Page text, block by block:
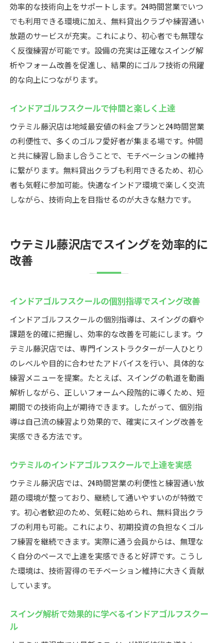
効率的な技術向上をサポートします。24時間営業でいつ
でも利用できる環境に加え、無料貸出クラブや練習通い
放題のサービスが充実。これにより、初心者でも無理な
く反復練習が可能です。設備の充実は正確なスイング解
析やフォーム改善を促進し、結果的にゴルフ技術の飛躍
的な向上につながります。
インドアゴルフスクールで仲間と楽しく上達
ウテミル藤沢店は地域最安値の料金プランと24時間営業
の利便性で、多くのゴルフ愛好者が集まる場です。仲間
と共に練習し励まし合うことで、モチベーションの維持
に繋がります。無料貸出クラブも利用できるため、初心
者も気軽に参加可能。快適なインドア環境で楽しく交流
しながら、技術向上を目指せるのが大きな魅力です。
ウテミル藤沢店でスイングを効率的に
改善
インドアゴルフスクールの個別指導でスイング改善
インドアゴルフスクールの個別指導は、スイングの癖や
課題を的確に把握し、効率的な改善を可能にします。ウ
テミル藤沢店では、専門インストラクターが一人ひとり
のレベルや目的に合わせたアドバイスを行い、具体的な
練習メニューを提案。たとえば、スイングの軌道を動画
解析しながら、正しいフォームへ段階的に導くため、短
期間での技術向上が期待できます。したがって、個別指
導は自己流の練習より効果的で、確実にスイング改善を
実感できる方法です。
ウテミルのインドアゴルフスクールで上達を実感
ウテミル藤沢店では、24時間営業の利便性と練習通い放
題の環境が整っており、継続して通いやすいのが特徴で
す。初心者歓迎のため、気軽に始められ、無料貸出クラ
ブの利用も可能。これにより、初期投資の負担なくゴル
フ練習を継続できます。実際に通う会員からは、無理な
く自分のペースで上達を実感できると好評です。こうし
た環境は、技術習得のモチベーション維持に大きく貢献
しています。
スイング解析で効果的に学べるインドアゴルフスクー
ル